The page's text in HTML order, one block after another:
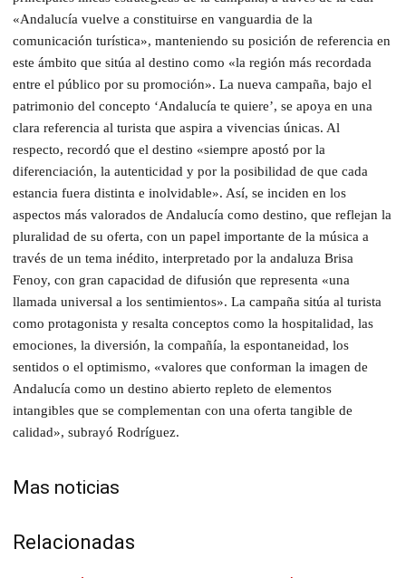
«Andalucía vuelve a constituirse en vanguardia de la
comunicación turística», manteniendo su posición de referencia en
este ámbito que sitúa al destino como «la región más recordada
entre el público por su promoción». La nueva campaña, bajo el
patrimonio del concepto ‘Andalucía te quiere’, se apoya en una
clara referencia al turista que aspira a vivencias únicas. Al
respecto, recordó que el destino «siempre apostó por la
diferenciación, la autenticidad y por la posibilidad de que cada
estancia fuera distinta e inolvidable». Así, se inciden en los
aspectos más valorados de Andalucía como destino, que reflejan la
pluralidad de su oferta, con un papel importante de la música a
través de un tema inédito, interpretado por la andaluza Brisa
Fenoy, con gran capacidad de difusión que representa «una
llamada universal a los sentimientos». La campaña sitúa al turista
como protagonista y resalta conceptos como la hospitalidad, las
emociones, la diversión, la compañía, la espontaneidad, los
sentidos o el optimismo, «valores que conforman la imagen de
Andalucía como un destino abierto repleto de elementos
intangibles que se complementan con una oferta tangible de
calidad», subrayó Rodríguez.
Mas noticias
Relacionadas